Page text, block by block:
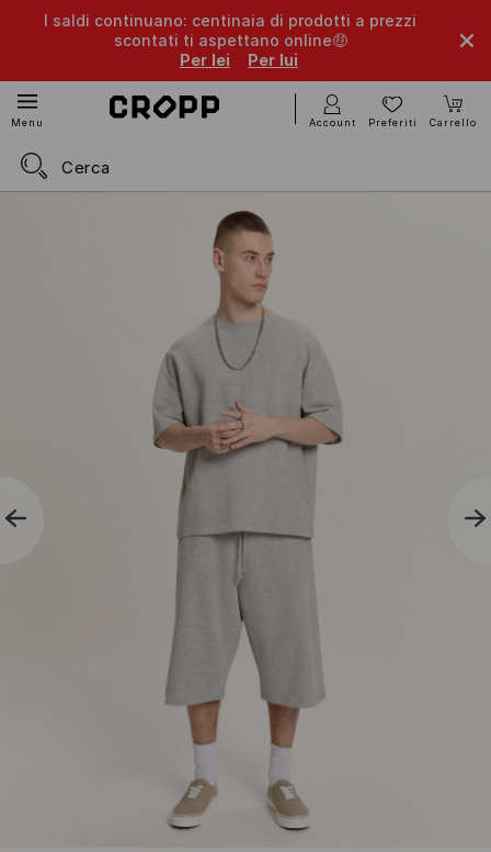
I saldi continuano: centinaia di prodotti a prezzi
scontati ti aspettano online🤑
Per lei
Per lui
Menu Account Preferiti Carrello